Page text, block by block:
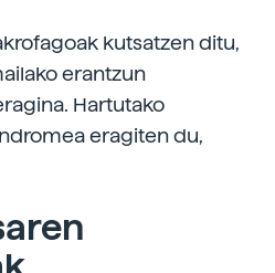
kutsatzen ditu,
erantzun
Hartutako
eragiten du,